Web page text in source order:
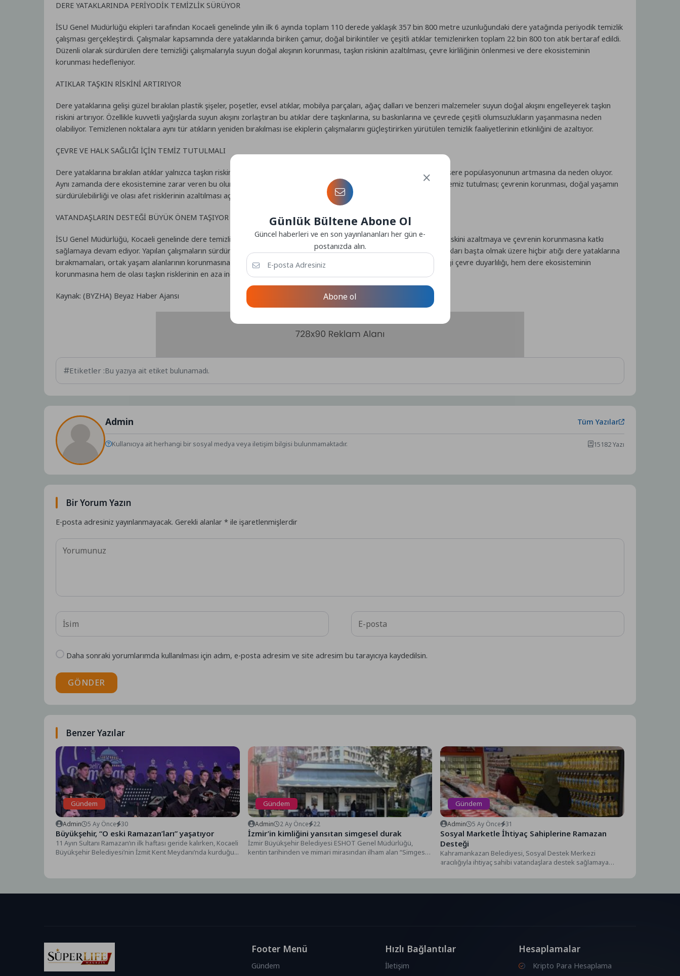
DERE YATAKLARINDA PERİYODİK TEMİZLİK SÜRÜYOR
İSU Genel Müdürlüğü ekipleri tarafından Kocaeli genelinde yılın ilk 6 ayında toplam 110 derede yaklaşık 357 bin 800 metre uzunluğundaki dere yatağında periyodik temizlik
çalışması gerçekleştirdi. Çalışmalar kapsamında dere yataklarında biriken çamur, doğal birikintiler ve çeşitli atıklar temizlenirken toplam 22 bin 800 ton atık bertaraf edildi.
Düzenli olarak sürdürülen dere temizliği çalışmalarıyla suyun doğal akışının korunması, taşkın riskinin azaltılması, çevre kirliliğinin önlenmesi ve dere ekosisteminin
korunması hedefleniyor.
ATIKLAR TAŞKIN RİSKİNİ ARTIRIYOR
Dere yataklarına gelişi güzel bırakılan plastik şişeler, poşetler, evsel atıklar, mobilya parçaları, ağaç dalları ve benzeri malzemeler suyun doğal akışını engelleyerek taşkın
riskini artırıyor. Özellikle kuvvetli yağışlarda suyun akışını zorlaştıran bu atıklar dere taşkınlarına, su baskınlarına ve çevrede çeşitli olumsuzlukların yaşanmasına neden
olabiliyor. Temizlenen noktalara aynı tür atıkların yeniden bırakılması ise ekiplerin çalışmalarını güçleştirirken yürütülen temizlik faaliyetlerinin etkinliğini de azaltıyor.
ÇEVRE VE HALK SAĞLIĞI İÇİN TEMİZ TUTULMALI
Dere yataklarına bırakılan atıklar yalnızca taşkın riskini artırmakla kalmıyor; çevre kirliliğine, kötü koku oluşumuna ve haşere popülasyonunun artmasına da neden oluyor.
Aynı zamanda dere ekosistemine zarar veren bu olumsuzluklar, kent estetiğini de olumsuz etkiliyor. Dere yataklarının temiz tutulması; çevrenin korunması, doğal yaşamın
sürdürülebilirliği ve olası afet risklerinin azaltılması açısından büyük önem taşıyor.
VATANDAŞLARIN DESTEĞİ BÜYÜK ÖNEM TAŞIYOR
İSU Genel Müdürlüğü, Kocaeli genelinde dere temizliği ve dere ıslah çalışmalarını belirli periyotlarla sürdürerek taşkın riskini azaltmaya ve çevrenin korunmasına katkı
sağlamaya devam ediyor. Yapılan çalışmaların sürdürülebilirliğinin sağlanabilmesi için vatandaşların evsel ve hafriyat atıkları başta olmak üzere hiçbir atığı dere yataklarına
bırakmamaları, ortak yaşam alanlarının korunmasına özen göstermeleri büyük önem taşıyor. Vatandaşların göstereceği çevre duyarlılığı, hem dere ekosisteminin
korunmasına hem de olası taşkın risklerinin en aza indirilmesine önemli katkı sağlayacaktır.
Kaynak: (BYZHA) Beyaz Haber Ajansı
Etiketler :Bu yazıya ait etiket bulunamadı.
Admin Tüm Yazılar
Kullanıcıya ait herhangi bir sosyal medya veya iletişim bilgisi bulunmamaktadır. 15182 Yazı
Bir Yorum Yazın
E-posta adresiniz yayınlanmayacak. Gerekli alanlar* ile işaretlenmişlerdir
Daha sonraki yorumlarımda kullanılması için adım, e-posta adresim ve site adresim bu tarayıcıya kaydedilsin.
GÖNDER
Benzer Yazılar
Gündem
Admin 5 Ay Önce 30
Büyükşehir, “O eski Ramazan’ları” yaşatıyor
11 Ayın Sultanı Ramazan’ın ilk haftası geride kalırken, Kocaeli
Büyükşehir Belediyesi’nin İzmit Kent Meydanı’nda kurduğu...
Gündem
Admin 2 Ay Önce 22
İzmir’in kimliğini yansıtan simgesel durak
İzmir Büyükşehir Belediyesi ESHOT Genel Müdürlüğü,
kentin tarihinden ve mimari mirasından ilham alan “Simgesel
Gündem
Admin 5 Ay Önce 31
Sosyal Marketle İhtiyaç Sahiplerine Ramazan
Desteği
Kahramankazan Belediyesi, Sosyal Destek Merkezi
aracılığıyla ihtiyaç sahibi vatandaşlara destek sağlamaya
Footer Menü
Gündem
Hızlı Bağlantılar
İletişim
Hesaplamalar
Kripto Para Hesaplama
Günlük Bültene Abone Ol
Güncel haberleri ve en son yayınlananları her gün e-
postanızda alın.
Abone ol